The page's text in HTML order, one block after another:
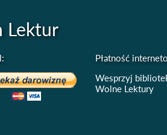
Lektur
Płatność
Wesprzyj
Wolne Lektury